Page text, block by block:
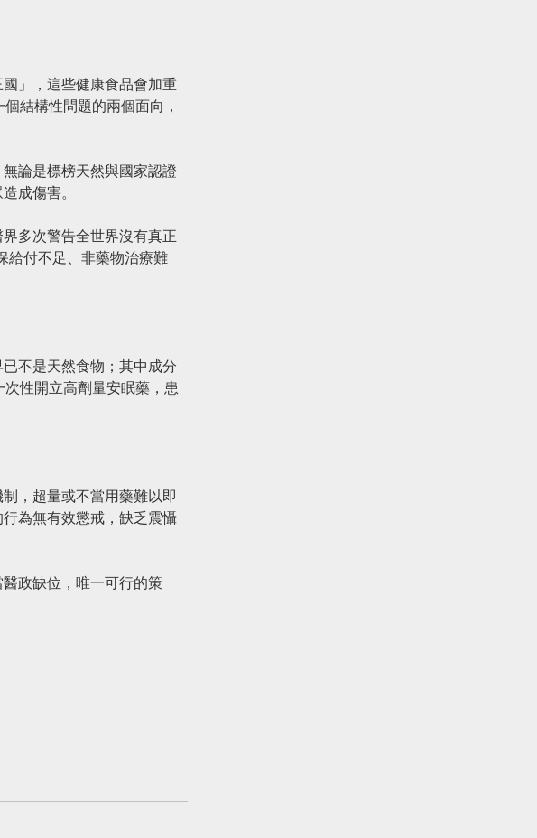
」，這些健康食品會加重
結構性問題的兩個面向，
論是標榜天然與國家認證
成傷害。
多次警告全世界沒有真正
給付不足、非藥物治療難
不是天然食物；其中成分
性開立高劑量安眠藥，患
，超量或不當用藥難以即
為無有效懲戒，缺乏震懾
政缺位，唯一可行的策